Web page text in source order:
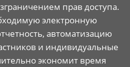
прав доступа.
электронную
автоматизацию
и индивидуальные
экономит время